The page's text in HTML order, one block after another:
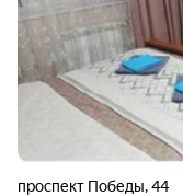
проспект Победы,44